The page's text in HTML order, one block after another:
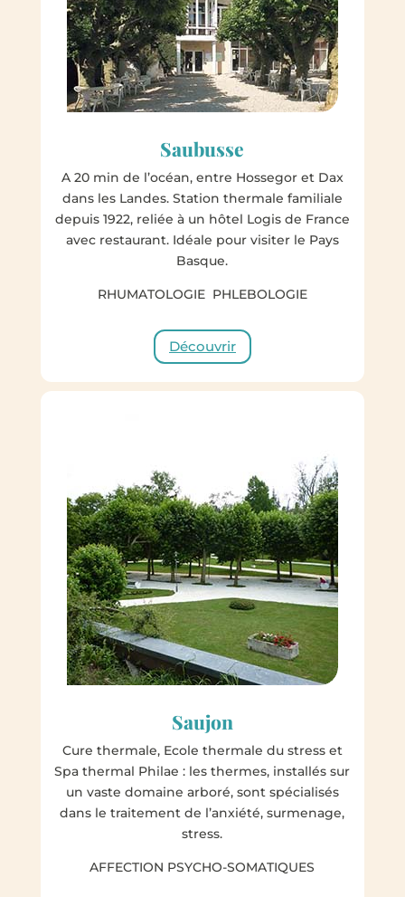
Saubusse
A 20 min de l’océan, entre Hossegor et Dax
dans les Landes. Station thermale familiale
depuis 1922, reliée à un hôtel Logis de France
avec restaurant. Idéale pour visiter le Pays
Basque.
RHUMATOLOGIE PHLEBOLOGIE
Découvrir
Saujon
Cure thermale, Ecole thermale du stress et
Spa thermal Philae : les thermes, installés sur
un vaste domaine arboré, sont spécialisés
dans le traitement de l’anxiété, surmenage,
stress.
AFFECTION PSYCHO-SOMATIQUES